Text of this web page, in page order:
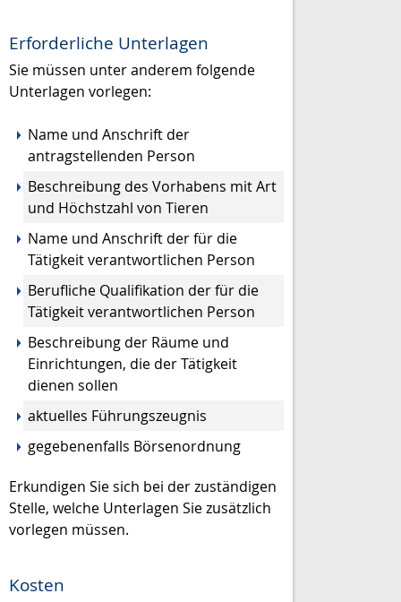
Erforderliche Unterlagen
Sie müssen unter anderem folgende
Unterlagen vorlegen:
Name und Anschrift der
antragstellenden Person
Beschreibung des Vorhabens mit Art
und Höchstzahl von Tieren
Name und Anschrift der für die
Tätigkeit verantwortlichen Person
Berufliche Qualifikation der für die
Tätigkeit verantwortlichen Person
Beschreibung der Räume und
Einrichtungen, die der Tätigkeit
dienen sollen
aktuelles Führungszeugnis
gegebenenfalls Börsenordnung
Erkundigen Sie sich bei der zuständigen
Stelle, welche Unterlagen Sie zusätzlich
vorlegen müssen.
Kosten